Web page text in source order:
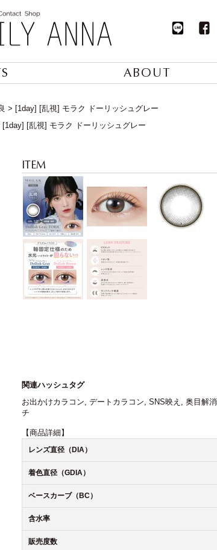
ABOUT
[1day] [乱視] モラク ドーリッシュグレー
[1day] [乱視] モラク ドーリッシュグレー
関連ハッシュタグ
お出かけカラコン, デートカラコン, SNS映え , 奥目解消
チ
【商品詳細】
レンズ直径（DIA）
着色直径（GDIA）
ベースカーブ（BC）
含水率
販売度数